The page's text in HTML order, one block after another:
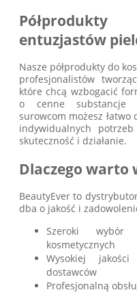
entuzjastów
Nasze półprodukty do
profesjonalistów
które chcą wzbogacić
o cenne substancje
surowcom możesz łatwo
indywidualnych
skuteczność i działanie.
Dlaczego warto
BeautyEver to
dba o jakość i
Szeroki wybór
kosmetycznych
Wysokiej
dostawców
Profesjonalną